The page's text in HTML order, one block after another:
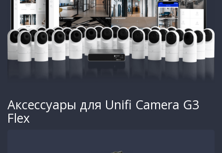
Аксессуары для Unifi Camera G3
Flex